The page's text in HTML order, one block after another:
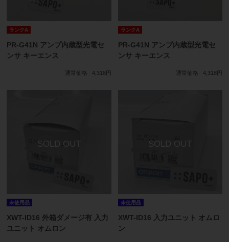
ランクA
PR-G41N アンプ内蔵型光電セ
ンサ キーエンス
通常価格 4,318円
ランクA
PR-G41N アンプ内蔵型光電セ
ンサ キーエンス
通常価格 4,318円
未使用品
XWT-ID16 外箱ダメージ有 入力
ユニット オムロン
未使用品
XWT-ID16 入力ユニット オムロ
ン